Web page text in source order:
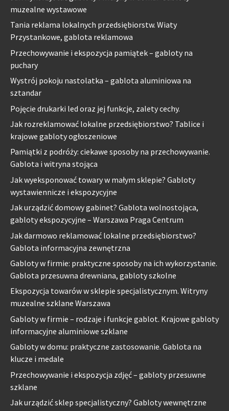
muzealne wystawowe
Tania reklama lokalnych przedsiębiorstw. Wiaty
Przystankowe, gablota reklamowa
Przechowywanie i ekspozycja pamiątek – gabloty na
puchary
Wystrój pokoju nastolatka – gablota aluminiowa na
sztandar
Pojęcie drukarki led oraz jej funkcje, zalety cechy.
Jak rozreklamować lokalne przedsiębiorstwo? Tablice i
krajowe gabloty ogłoszeniowe
Pamiątki z podróży: ciekawe sposoby na przechowywanie.
Gablota i witryna stojąca
Jak wyeksponować towary w małym sklepie? Gabloty
wystawiennicze i ekspozycyjne
Jak urządzić domowy gabinet? Gablota wolnostojąca,
gabloty ekspozycyjne – Warszawa Praga Centrum
Jak darmowo reklamować lokalne przedsiębiorstwo?
Gablota informacyjna zewnętrzna
Gabloty w firmie: praktyczne sposoby na ich wykorzystanie.
Gablota przesuwna drewniana, gabloty szkolne
Ekspozycja towarów w sklepie specjalistycznym. Witryny
muzealne szklane Warszawa
Gabloty w firmie – rodzaje i funkcje gablot. Krajowe gabloty
informacyjne aluminiowe szklane
Gabloty w domu: praktyczne zastosowanie. Gablota na
klucze i medale
Przechowywanie i ekspozycja zdjęć – gabloty przesuwne
szklane
Jak urządzić sklep specjalistyczny? Gabloty wewnętrzne